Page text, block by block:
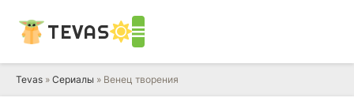
TEVAS
Tevas » Сериалы » Венец творения